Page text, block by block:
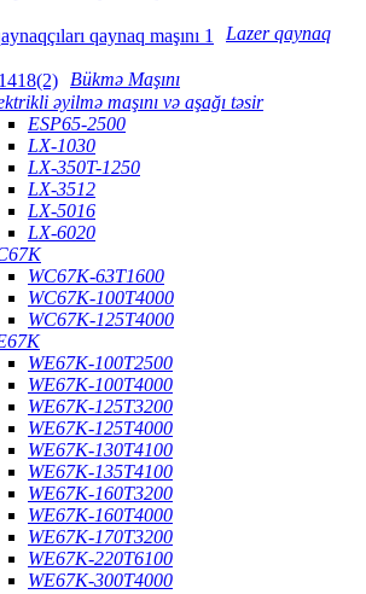
Lazer qaynaq
Bükmə Maşını
əyilmə maşını və aşağı təsir
ESP65-2500
LX-1030
LX-350T-1250
LX-3512
LX-5016
LX-6020
WC67K-63T1600
WC67K-100T4000
WC67K-125T4000
WE67K-100T2500
WE67K-100T4000
WE67K-125T3200
WE67K-125T4000
WE67K-130T4100
WE67K-135T4100
WE67K-160T3200
WE67K-160T4000
WE67K-170T3200
WE67K-220T6100
WE67K-300T4000